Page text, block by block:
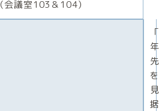
（会議室103＆104）
年
先
を
見
据